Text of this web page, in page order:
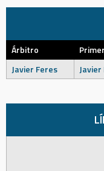
Árbitro
Javier Feres